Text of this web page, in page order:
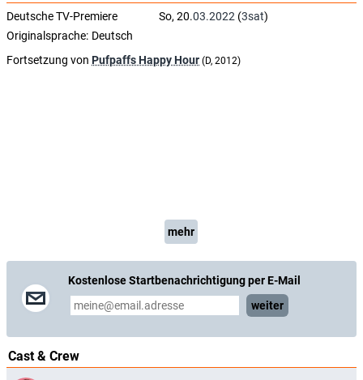
Deutsche TV-Premiere So, 20.03.2022 (3sat)
Originalsprache: Deutsch
Fortsetzung von Pufpaffs Happy Hour (D, 2012)
mehr
Kostenlose Startbenachrichtigung per E-Mail
weiter
Cast & Crew